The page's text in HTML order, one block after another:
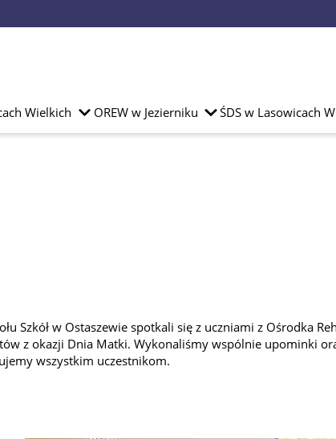
Wielkich OREW w Jezierniku ŚDS w Lasowicach
Szkół w Ostaszewie spotkali się z uczniami z Ośrodka
z okazji Dnia Matki. Wykonaliśmy wspólnie upominki
wszystkim uczestnikom.